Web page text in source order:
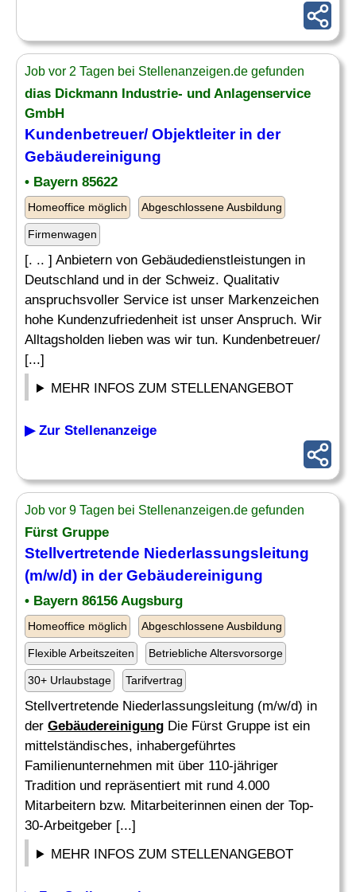
Job vor 2 Tagen bei Stellenanzeigen.de gefunden
dias Dickmann Industrie- und Anlagenservice
GmbH
Kundenbetreuer/ Objektleiter in der
Gebäudereinigung
• Bayern 85622
Homeoffice möglich Abgeschlossene Ausbildung
Firmenwagen
[. .. ] Anbietern von Gebäudedienstleistungen in
Deutschland und in der Schweiz. Qualitativ
anspruchsvoller Service ist unser Markenzeichen
hohe Kundenzufriedenheit ist unser Anspruch. Wir
Alltagsholden lieben was wir tun. Kundenbetreuer/
[...]
MEHR INFOS ZUM STELLENANGEBOT
▶ Zur Stellenanzeige
Job vor 9 Tagen bei Stellenanzeigen.de gefunden
Fürst Gruppe
Stellvertretende Niederlassungsleitung
(m/w/d) in derGebäudereinigung
• Bayern 86156 Augsburg
Homeoffice möglich Abgeschlossene Ausbildung
Flexible Arbeitszeiten Betriebliche Altersvorsorge
30+ Urlaubstage Tarifvertrag
Stellvertretende Niederlassungsleitung (m/w/d) in
der Gebäudereinigung Die Fürst Gruppe ist ein
mittelständisches, inhabergeführtes
Familienunternehmen mit über 110-jähriger
Tradition und repräsentiert mit rund 4.000
Mitarbeitern bzw. Mitarbeiterinnen einen der Top-
30-Arbeitgeber [...]
MEHR INFOS ZUM STELLENANGEBOT